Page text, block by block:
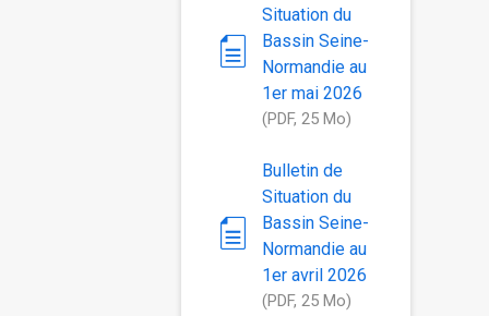
Situation du
Bassin Seine-
Normandie au
1er mai 2026
(PDF, 25 Mo)
Bulletin de
Situation du
Bassin Seine-
Normandie au
1er avril 2026
(PDF, 25 Mo)